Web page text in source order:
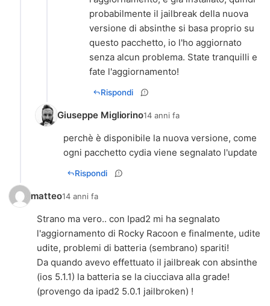
probabilmente il jailbreak della nuova
versione di absinthe si basa proprio su
questo pacchetto, io l'ho aggiornato
senza alcun problema. State tranquilli e
fate l'aggiornamento!
Rispondi
Giuseppe Migliorino14 anni fa
perchè è disponibile la nuova versione, come
ogni pacchetto cydia viene segnalato l'update
Rispondi
matteo14 anni fa
Strano ma vero.. con Ipad2 mi ha segnalato
l'aggiornamento di Rocky Racoon e finalmente, udite
udite, problemi di batteria (sembrano) spariti!
Da quando avevo effettuato il jailbreak con absinthe
(ios 5.1.1) la batteria se la ciucciava alla grade!
(provengo da ipad2 5.0.1 jailbroken) !